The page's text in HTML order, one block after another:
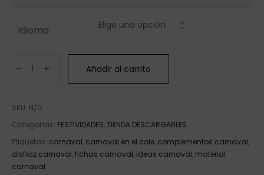
Idioma
Añadir al carrito
SKU: N/D
Categorías: FESTIVIDADES,TIENDA DESCARGABLES
Etiquetas: carnaval, carnaval en el cole, complementos carnaval,
disfraz carnaval,fichas carnaval, ideas carnaval, material
carnaval